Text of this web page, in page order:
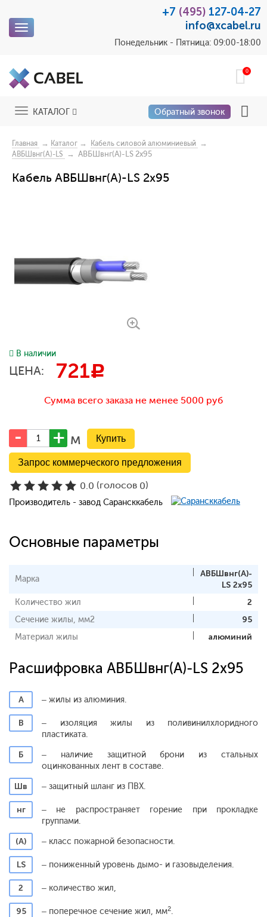
Toggle
+7 (495) 127-04-27
info@xcabel.ru
Понедельник - Пятница: 09:00-18:00
0
ToggleКАТАЛОГ Обратный звонок
Главная → Каталог → Кабель силовой алюминиевый →
АВБШвнг(A)-LS → АВБШвнг(A)-LS 2x95
Кабель АВБШвнг(A)-LS 2x95
В наличии
ЦЕНА: 721c
Сумма всего заказа не менее 5000 руб
м
Запрос коммерческого предложения
0.0 (голосов 0)
Производитель - завод Сарансккабель
Основные параметры
Марка
АВБШвнг(A)-
LS 2x95
Количество жил
2
Сечение жилы, мм2
95
Материал жилы
алюминий
Расшифровка АВБШвнг(A)-LS 2x95
А – жилы из алюминия.
В
– изоляция жилы из поливинилхлоридного
пластиката.
Б
– наличие защитной брони из стальных
оцинкованных лент в составе.
Шв
– защитный шланг из ПВХ.
нг
– не распространяет горение при прокладке
группами.
(А)
– класс пожарной безопасности.
LS – пониженный уровень дымо- и газовыделения.
2 – количество жил,
95 – поперечное сечение жил, мм2.